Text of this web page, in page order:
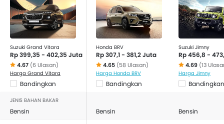
Suzuki Grand Vitara
Rp 399,35 - 402,35 Juta
4.67 (6 Ulasan)
Harga Grand Vitara
Bandingkan
Honda BRV
Rp 307,1 - 381,2 Juta
4.65 (58 Ulasan)
Harga Honda BRV
Bandingkan
Suzuki Jimny
Rp 456,8 -
4.69 (13
Harga Jimny
Bandingkan
JENIS BAHAN BAKAR
Bensin Bensin Bensin